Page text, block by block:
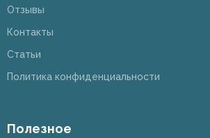
Отзывы
Контакты
Статьи
Политика конфиденциальности
Полезное